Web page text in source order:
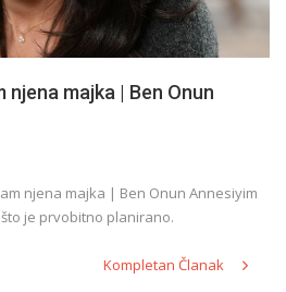
njena majka | Ben Onun
njena majka | Ben Onun Annesiyim
je prvobitno planirano.
Kompletan Članak